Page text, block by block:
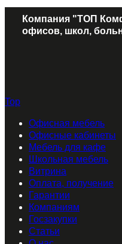
Компания "ТОП
офисов, школ,
Top
Офисная мебель
Офисные кабинеты
Мебель для кафе
Школьная мебель
Витрина
Оплата, получение
Гарантии
Компаниям
Госзакупки
Статьи